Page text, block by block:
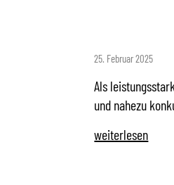
25. Februar 2025
Als
und nahezu
weiterlesen